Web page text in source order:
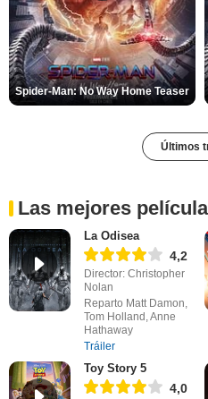
Spider-Man: No Way Home Teaser
Últimos
Las mejores
La Odisea
4,2
Director: Christopher
Nolan
Reparto Matt Damon,
Tom Holland, Anne
Hathaway
Tráiler
Toy Story 5
4,0